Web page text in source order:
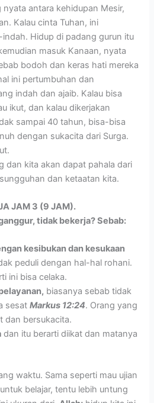
antara kehidupan Mesir,
Kalau cinta Tuhan, ini
Hidup di padang gurun itu
masuk Kanaan, nyata
bodoh dan keras hati mereka
ini pertumbuhan dan
indah dan ajaib. Kalau bisa
ikut, dan kalau dikerjakan
sampai 40 tahun, bisa-bisa
dengan sukacita dari Surga.
dan kita akan dapat pahala dari
dan ketaatan kita.
JAM 3 (9 JAM).
tidak bekerja? Sebab:
kesibukan dan kesukaan
peduli dengan hal-hal rohani.
ini bisa celaka.
biasanya sebab tidak
sesatMarkus 12:24. Orang yang
dan bersukacita.
dan itu berarti diikat dan matanya
waktu. Sama seperti mau ujian
belajar, tentu lebih untung